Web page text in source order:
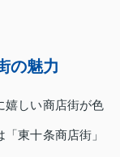
の魅力
嬉しい商店街が色
東十条商店街」